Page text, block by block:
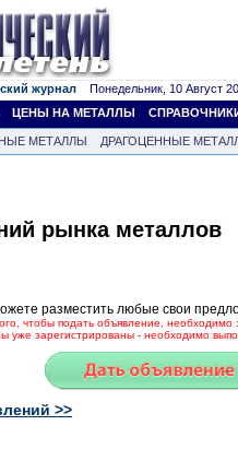
журнал Понедельник, 10 Август
ЦЕНЫ НА МЕТАЛЛЫ
МЕТАЛЛЫ
ДРАГОЦЕННЫЕ
рынка металлов
разместить любые свои
чтобы подать объявление, необходимо
уже зарегистрированы - необходимо
>>